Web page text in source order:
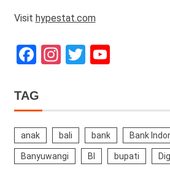
Visit hypestat.com
Facebook
Instagram
Twitter
TAG
anak bali bank Bank
Banyuwangi BI bupati